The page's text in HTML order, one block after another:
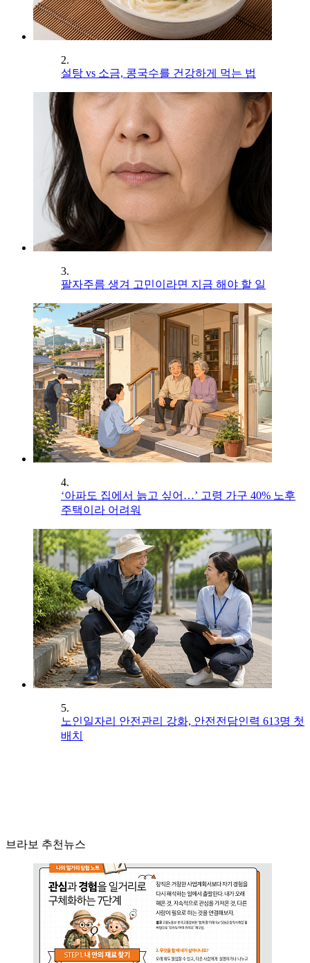
2.
설탕 vs 소금, 콩국수를 건강하게 먹는 법
3.
팔자주름 생겨 고민이라면 지금 해야 할 일
4.
‘아파도 집에서 늙고 싶어…’ 고령 가구 40% 노후
주택이라 어려워
5.
노인일자리 안전관리 강화, 안전전담인력 613명 첫
배치
브라보 추천뉴스